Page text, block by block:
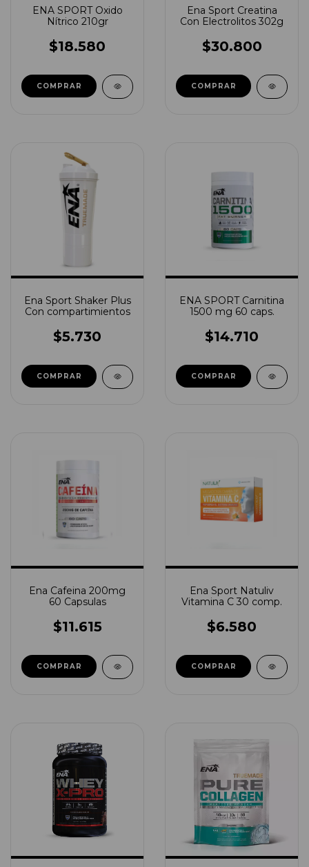
ENA SPORT Oxido
Nítrico 210gr
$18.580
COMPRAR
Ena Sport Creatina
Con Electrolitos 302g
$30.800
COMPRAR
Ena Sport Shaker Plus
Con compartimientos
$5.730
ENA SPORT Carnitina
1500 mg 60 caps.
$14.710
COMPRAR
Ena Cafeina 200mg
60 Capsulas
$11.615
Ena Sport Natuliv
Vitamina C 30 comp.
$6.580
COMPRAR